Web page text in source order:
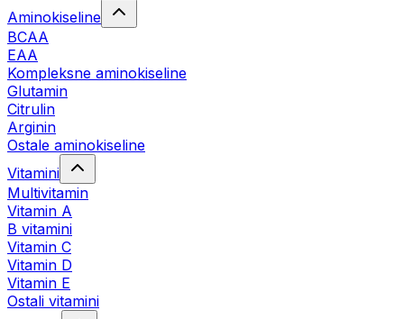
Aminokiseline
BCAA
EAA
Kompleksne aminokiseline
Glutamin
Citrulin
Arginin
Ostale aminokiseline
Vitamini
Multivitamin
Vitamin A
B vitamini
Vitamin C
Vitamin D
Vitamin E
Ostali vitamini